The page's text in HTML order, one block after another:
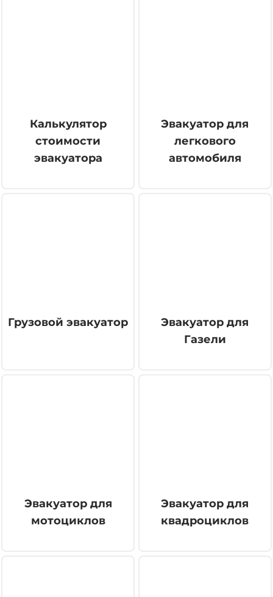
Калькулятор
стоимости
эвакуатора
Эвакуатор для
легкового
автомобиля
Грузовой эвакуатор
Эвакуатор для
Газели
Эвакуатор для
мотоциклов
Эвакуатор для
квадроциклов